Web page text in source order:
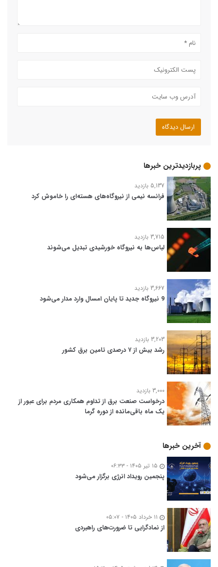
پربازدیدترین خبرها
5,137 بازدید
فرانسه نیمی از نیروگاه‌های هسته‌ای را خاموش کرد
3,715 بازدید
لباس‌ها به نیروگاه خورشیدی تبدیل می‌شوند
3,667 بازدید
9 نیروگاه جدید تا پایان امسال وارد مدار می‌شود
3,203 بازدید
رشد بیش از ۷ درصدی تامین برق کشور
3,000 بازدید
درخواست صنعت برق از تداوم همکاری مردم برای عبور از
یک ماه باقی‌مانده از دوره گرما
آخرین خبرها
پنجمین رویداد انرژی برگزار می‌شود
از نمادگرایی تا ضرورت‌های راهبردی